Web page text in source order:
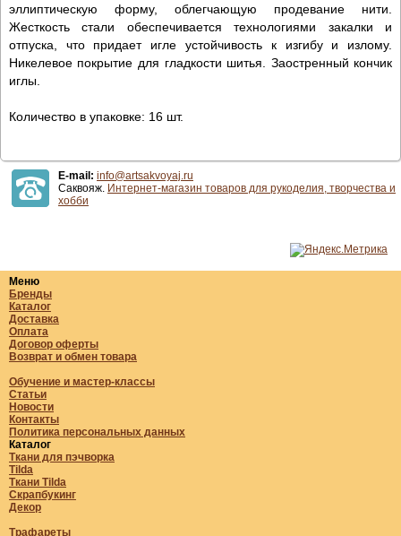
эллиптическую форму, облегчающую продевание нити.
Жесткость стали обеспечивается технологиями закалки и
отпуска, что придает игле устойчивость к изгибу и излому.
Никелевое покрытие для гладкости шитья. Заостренный кончик
иглы.
Количество в упаковке: 16 шт.
E-mail: info@artsakvoyaj.ru
Саквояж. Интернет-магазин товаров для рукоделия, творчества и
хобби
Меню
Бренды
Каталог
Доставка
Оплата
Договор оферты
Возврат и обмен товара
Обучение и мастер-классы
Статьи
Новости
Контакты
Политика персональных данных
Каталог
Ткани для пэчворка
Tilda
Ткани Tilda
Скрапбукинг
Декор
Трафареты